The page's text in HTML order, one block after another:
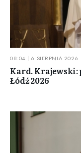
08:04 | 6 SIERPNIA 2026
Kard. Krajewski:
Łódź 2026